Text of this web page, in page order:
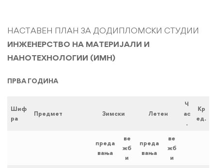
Инженерство
на
материјали
нанотехнологии
НАСТАВЕН ПЛАН ЗА ДОДИПЛОМСКИ СТУДИИ
ИНЖЕНЕРСТВО НА МАТЕРИЈАЛИ И
НАНОТЕХНОЛОГИИ (ИМН)
ПРВА ГОДИНА
Шиф
ра
Предмет Зимски Летен
Ч
ас
.
Кр
ед.
преда
вања
ве
жб
и
преда
вања
ве
жб
и